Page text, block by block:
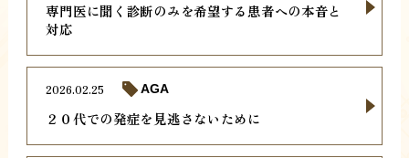
専門医に聞く診断のみを希望する患者への本音と
対応
２０代での発症を見逃さないために
2026.02.25 AGA